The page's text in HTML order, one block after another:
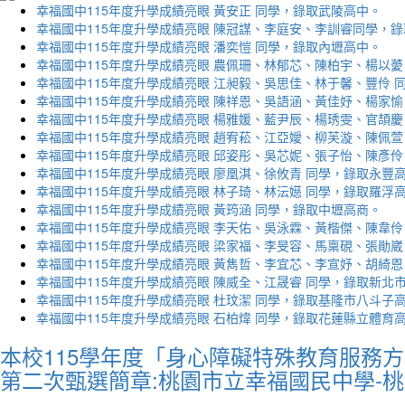
幸福國中115年度升學成績亮眼 黃安正 同學，錄取武陵高中。
幸福國中115年度升學成績亮眼 陳冠謀、李庭安、李訓睿同學，
幸福國中115年度升學成績亮眼 潘奕愷 同學，錄取內壢高中。
幸福國中115年度升學成績亮眼 農佩珊、林郁芯、陳柏宇、楊以
幸福國中115年度升學成績亮眼 江昶毅、吳思佳、林于馨、豐伶
幸福國中115年度升學成績亮眼 陳祥恩、吳語涵、黃佳妤、楊家
幸福國中115年度升學成績亮眼 楊雅媛、藍尹辰、楊琇雯、官頡
幸福國中115年度升學成績亮眼 趙宥菘、江亞嬡、柳芙漩、陳佩
幸福國中115年度升學成績亮眼 邱姿彤、吳芯妮、張子怡、陳彥
幸福國中115年度升學成績亮眼 廖凰淇、徐攸青 同學，錄取永豐
幸福國中115年度升學成績亮眼 林子琦、林沄嬨 同學，錄取羅浮
幸福國中115年度升學成績亮眼 黃筠涵 同學，錄取中壢高商。
幸福國中115年度升學成績亮眼 李天佑、吳泳霖、黃楷傑、陳韋
幸福國中115年度升學成績亮眼 梁家福、李旻容、馬稟硯、張勛
幸福國中115年度升學成績亮眼 黃雋哲、李宜芯、李宣妤、胡綺
幸福國中115年度升學成績亮眼 陳威全、江晟睿 同學，錄取新北
幸福國中115年度升學成績亮眼 杜玟潔 同學，錄取基隆市八斗子
幸福國中115年度升學成績亮眼 石柏煒 同學，錄取花蓮縣立體育
本校115學年度「身心障礙特殊教育服務
第二次甄選簡章:桃園市立幸福國民中學-